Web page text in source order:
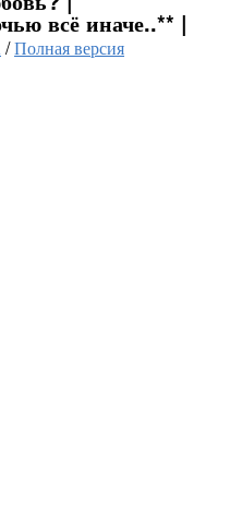
всё иначе..** |
/Полная версия